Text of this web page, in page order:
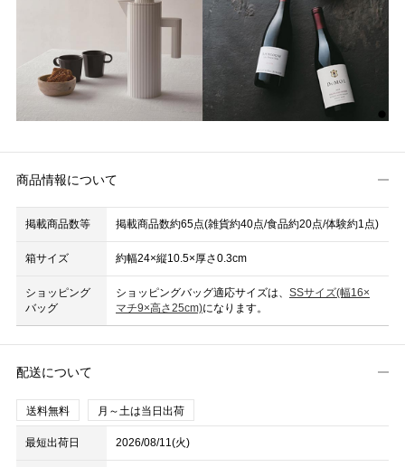
商品情報について
掲載商品数等 掲載商品数約65点(雑貨約40点/食品約20点/体験約1点)
箱サイズ 約幅24×縦10.5×厚さ0.3cm
ショッピング
バッグ
ショッピングバッグ適応サイズは、 SSサイズ(幅16×
マチ9×高さ25cm)になります。
配送について
送料無料 月～土は当日出荷
最短出荷日 2026/08/11(火)